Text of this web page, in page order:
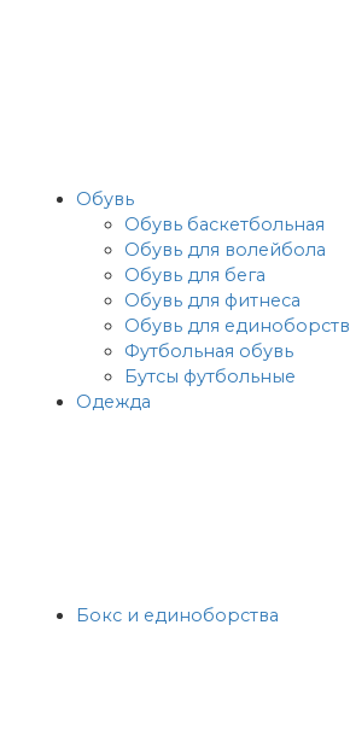
Обувь
Обувь баскетбольная
Обувь для волейбола
Обувь для бега
Обувь для фитнеса
Обувь для единоборств
Футбольная обувь
Бутсы футбольные
Одежда
Бокс и единоборства